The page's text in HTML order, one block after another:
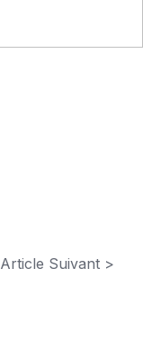
Article Suivant >